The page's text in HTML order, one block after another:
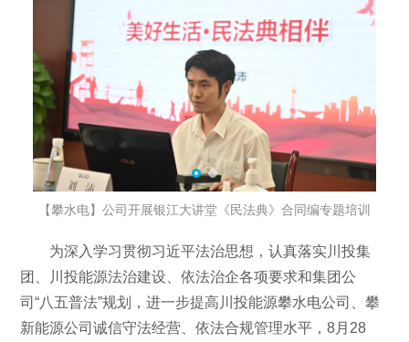
【攀水电】公司开展银江大讲堂《民法典》合同编专题培训
为深入学习贯彻习近平法治思想，认真落实川投集
团、川投能源法治建设、依法治企各项要求和集团公
司“八五普法”规划，进一步提高川投能源攀水电公司、攀
新能源公司诚信守法经营、依法合规管理水平，8月28